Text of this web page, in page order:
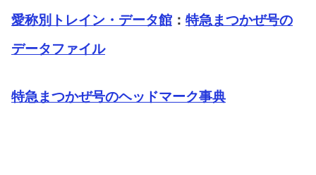
愛称別トレイン・データ館 ： 特急まつかぜ号の
データファイル
特急まつかぜ号のヘッドマーク事典